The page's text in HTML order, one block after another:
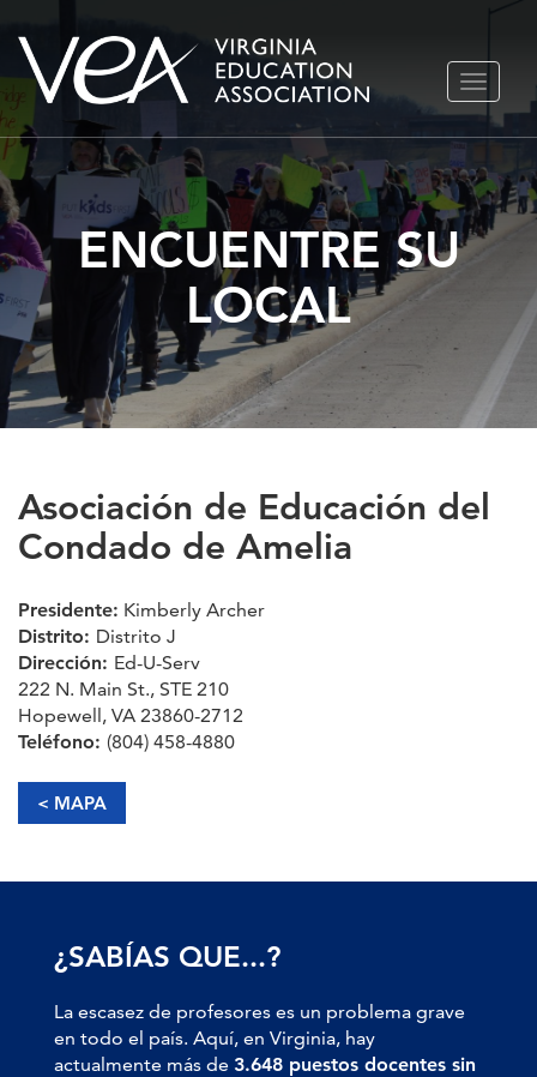
Ir
contenido
ENCUENTRE SU
LOCAL
Asociación de Educación del
Condado de Amelia
Presidente: Kimberly Archer
Distrito: Distrito J
Dirección: Ed-U-Serv
222 N. Main St., STE 210
Hopewell, VA 23860-2712
Teléfono: (804) 458-4880
< MAPA
¿SABÍAS QUE...?
La escasez de profesores es un problema grave
en todo el país. Aquí, en Virginia, hay
actualmente más de 3.648 puestos docentes sin